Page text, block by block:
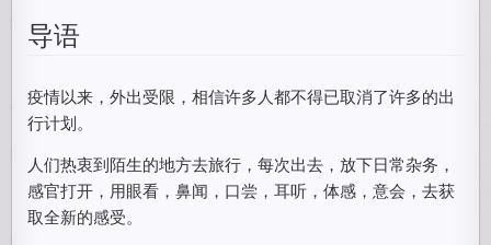
导语
疫情以来，外出受限，相信许多人都不得已取消了许多的出
行计划。
人们热衷到陌生的地方去旅行，每次出去，放下日常杂务，
感官打开，用眼看，鼻闻，口尝，耳听，体感，意会，去获
取全新的感受。